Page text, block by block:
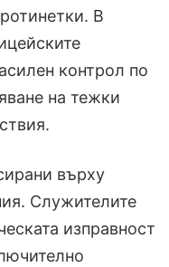
В
контрол по
на тежки
върху
Служителите
изправност